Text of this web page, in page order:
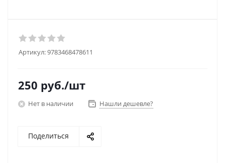
Артикул:9783468478611
250 руб./шт
Нет в наличии Нашли дешевле?
Поделиться